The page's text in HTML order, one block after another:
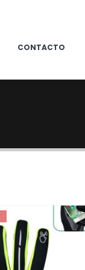
CONTACTO